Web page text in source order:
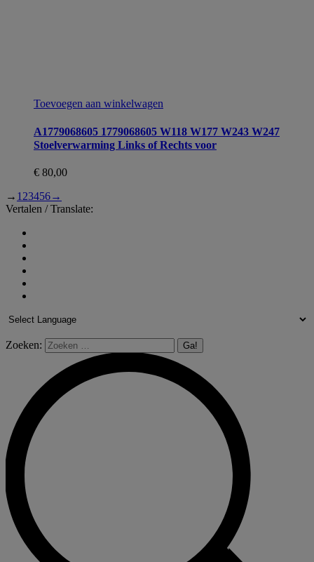
Toevoegen aan winkelwagen
A1779068605 1779068605 W118 W177 W243 W247
Stoelverwarming Links of Rechts voor
€ 80,00
→ 1 23456→
Vertalen / Translate:
Zoeken: